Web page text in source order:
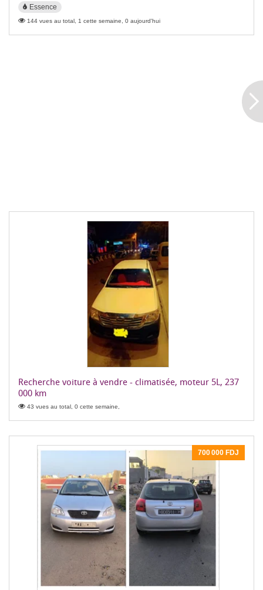
Essence
144 vues au total, 1 cette semaine, 0 aujourd'hui
Recherche voiture à vendre - climatisée, moteur 5L, 237
000 km
43 vues au total, 0 cette semaine,
700 000 FDJ